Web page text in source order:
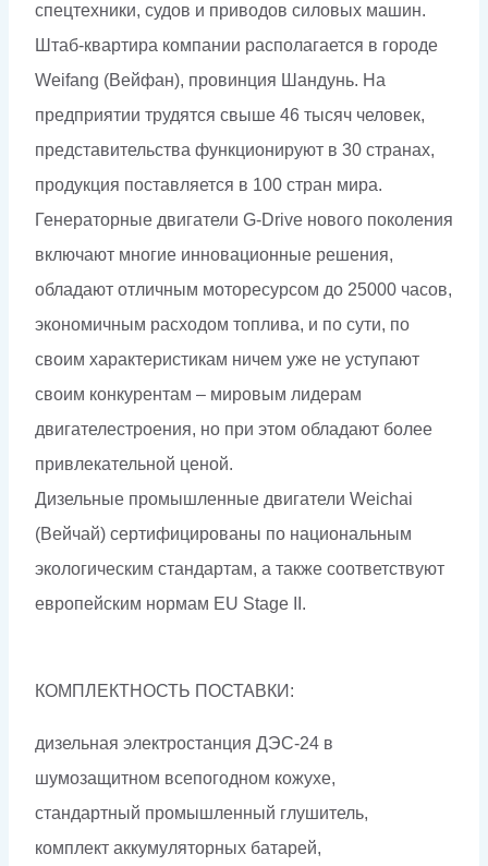
спецтехники, судов и приводов силовых машин.
Штаб-квартира компании располагается в городе
Weifang (Вейфан), провинция Шандунь. На
предприятии трудятся свыше 46 тысяч человек,
представительства функционируют в 30 странах,
продукция поставляется в 100 стран мира.
Генераторные двигатели G-Drive нового поколения
включают многие инновационные решения,
обладают отличным моторесурсом до 25000 часов,
экономичным расходом топлива, и по сути, по
своим характеристикам ничем уже не уступают
своим конкурентам – мировым лидерам
двигателестроения, но при этом обладают более
привлекательной ценой.
Дизельные промышленные двигатели Weichai
(Вейчай) сертифицированы по национальным
экологическим стандартам, а также соответствуют
европейским нормам EU Stage II.
КОМПЛЕКТНОСТЬ ПОСТАВКИ:
дизельная электростанция ДЭС-24 в
шумозащитном всепогодном кожухе,
стандартный промышленный глушитель,
комплект аккумуляторных батарей,